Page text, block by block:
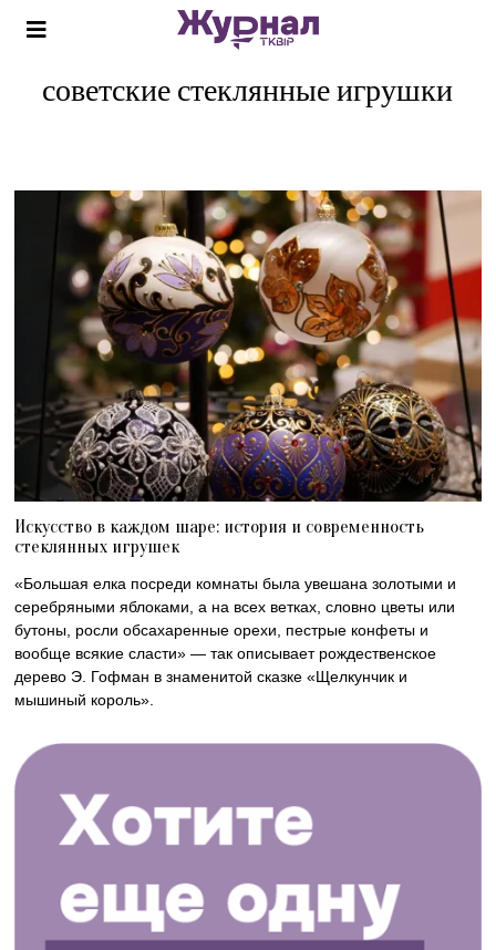
советские стеклянные игрушки
Искусство в каждом шаре: история и современность
стеклянных игрушек
«Большая елка посреди комнаты была увешана золотыми и
серебряными яблоками, а на всех ветках, словно цветы или
бутоны, росли обсахаренные орехи, пестрые конфеты и
вообще всякие сласти» — так описывает рождественское
дерево Э. Гофман в знаменитой сказке «Щелкунчик и
мышиный король».